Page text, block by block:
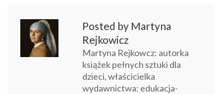
Posted by Martyna
Rejkowicz
Martyna Rejkowcz: autorka
książek pełnych sztuki dla
dzieci, właścicielka
wydawnictwa: edukacja-